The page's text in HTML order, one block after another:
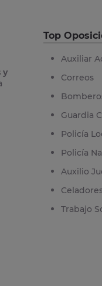
y
Top
Auxiliar
Correos
Guardia
Policía
Policía
Auxilio
Trabajo